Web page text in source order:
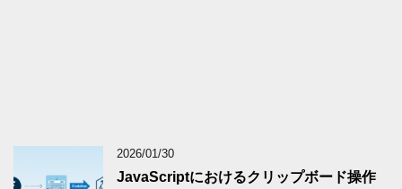
2026/01/30
JavaScriptにおけるクリップボード操作